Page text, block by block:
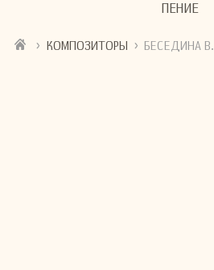
ПЕНИЕ
› КОМПОЗИТОРЫ › БЕСЕДИНА В.